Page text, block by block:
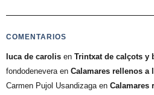
COMENTARIOS
luca de carolis en Trintxat de calçots y
fondodeneveraen Calamares rellenos a
Carmen Pujol Usandizagaen Calamares